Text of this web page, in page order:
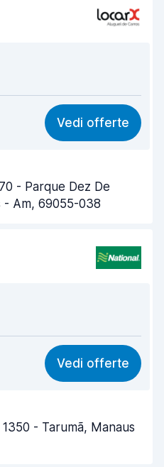
8,7
8,7
8,7
Vedi offerte
- Parque Dez De
- Am, 69055-038
8,3
8,2
Vedi offerte
- Tarumã, Manaus